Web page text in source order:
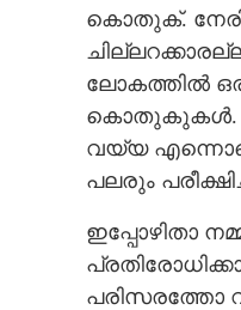
LITERATURE
കൊതുക്.
ലോകത്തിൽ
കൊതുകുകൾ.
വയ്യ
പലരും
ഇപ്പോഴിതാ
പരിസരത്തോ